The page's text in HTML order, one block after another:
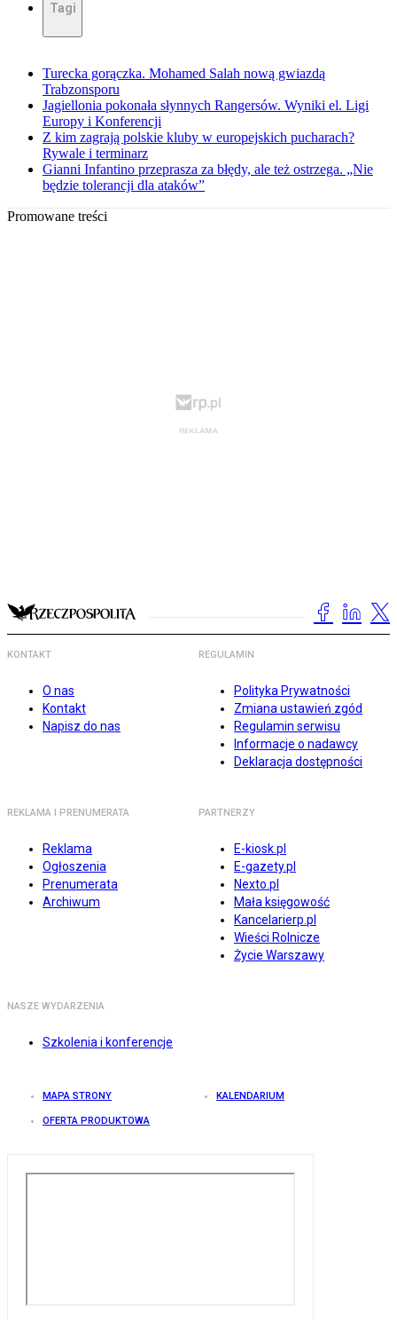
Tagi
Turecka gorączka. Mohamed Salah nową gwiazdą
Trabzonsporu
Jagiellonia pokonała słynnych Rangersów. Wyniki el. Ligi
Europy i Konferencji
Z kim zagrają polskie kluby w europejskich pucharach?
Rywale i terminarz
Gianni Infantino przeprasza za błędy, ale też ostrzega. „Nie
będzie tolerancji dla ataków”
Promowane treści
KONTAKT
O nas
Kontakt
Napisz do nas
REGULAMIN
Polityka Prywatności
Zmiana ustawień zgód
Regulamin serwisu
Informacje o nadawcy
Deklaracja dostępności
REKLAMA I PRENUMERATA
Reklama
Ogłoszenia
Prenumerata
Archiwum
PARTNERZY
E-kiosk.pl
E-gazety.pl
Nexto.pl
Mała księgowość
Kancelarierp.pl
Wieści Rolnicze
Życie Warszawy
NASZE WYDARZENIA
Szkolenia i konferencje
MAPA STRONY KALENDARIUM
OFERTA PRODUKTOWA